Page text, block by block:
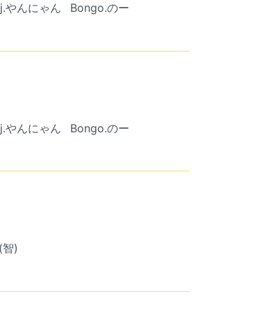
やんにゃん Bongo.のー
やんにゃん Bongo.のー
)